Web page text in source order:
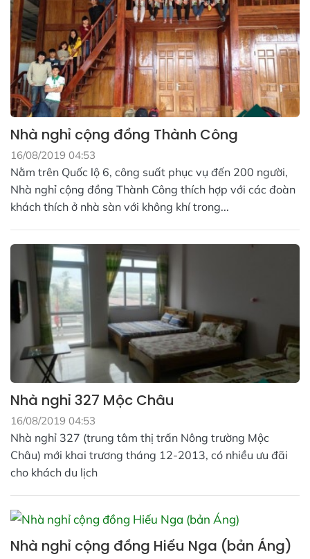
Nhà nghỉ cộng đồng Thành Công
16/08/2019 04:53
Nằm trên Quốc lộ 6, công suất phục vụ đến 200 người,
Nhà nghỉ cộng đồng Thành Công thích hợp với các đoàn
khách thích ở nhà sàn với không khí trong...
Nhà nghỉ 327 Mộc Châu
16/08/2019 04:53
Nhà nghỉ 327 (trung tâm thị trấn Nông trường Mộc
Châu) mới khai trương tháng 12-2013, có nhiều ưu đãi
cho khách du lịch
Nhà nghỉ cộng đồng Hiếu Nga (bản Áng)